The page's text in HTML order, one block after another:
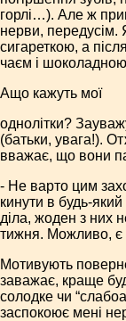
горлі…). Але ж
нерви, передусім.
сигареткою, а
чаєм і
Ащо кажуть мої
однолітки?
(батьки, увага!).
вважає, що вони
- Не варто цим
кинути в будь-
діла, жоден з них
тижня. Можливо, є
Мотивують
заважає, краще
солодке чи
заспокоює мені